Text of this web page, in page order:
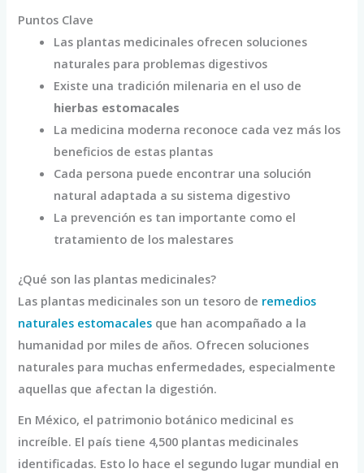
Puntos Clave
Las plantas medicinales ofrecen soluciones
naturales para problemas digestivos
Existe una tradición milenaria en el uso de
hierbas estomacales
La medicina moderna reconoce cada vez más los
beneficios de estas plantas
Cada persona puede encontrar una solución
natural adaptada a su sistema digestivo
La prevención es tan importante como el
tratamiento de los malestares
¿Qué son las plantas medicinales?
Las plantas medicinales son un tesoro de remedios
naturales estomacales que han acompañado a la
humanidad por miles de años. Ofrecen soluciones
naturales para muchas enfermedades, especialmente
aquellas que afectan la digestión.
En México, el patrimonio botánico medicinal es
increíble. El país tiene 4,500 plantas medicinales
identificadas. Esto lo hace el segundo lugar mundial en